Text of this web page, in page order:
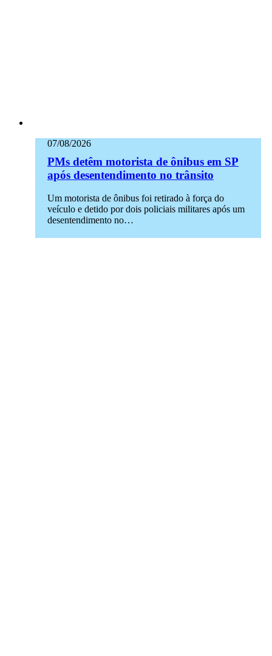
07/08/2026
PMs detêm motorista de ônibus em SP
após desentendimento no trânsito
Um motorista de ônibus foi retirado à força do
veículo e detido por dois policiais militares após um
desentendimento no…